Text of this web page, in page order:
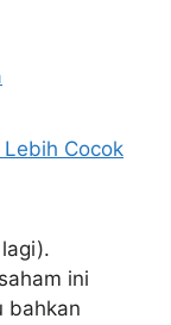
ini
bahkan